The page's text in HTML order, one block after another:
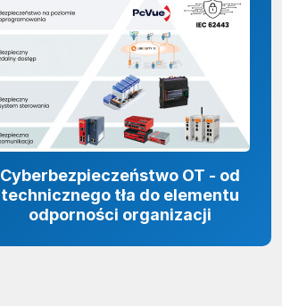
Cyberbezpieczeństwo OT - od
technicznego tła do elementu
odporności organizacji